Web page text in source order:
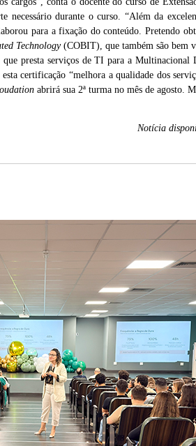
Thiago Borges
de instituto holandês
necessário durante o curso. “Além da
para a fixação do conteúdo. Pretendo
Technology(COBIT), que também são bem
presta serviços de TI para a Multinacional
certificação “melhora a qualidade dos
abrirá sua 2ª turma no mês de agosto.
Notícia